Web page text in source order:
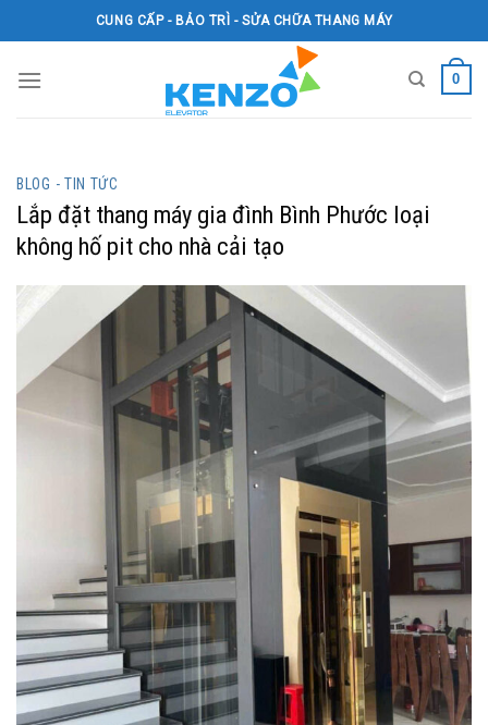
to
CUNG CẤP - BẢO TRÌ - SỬA CHỮA THANG MÁY
0
BLOG - TIN TỨC
Lắp đặt thang máy gia đình Bình Phước loại
không hố pit cho nhà cải tạo